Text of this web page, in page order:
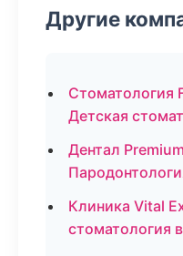
Другие
Стоматология
Детская
Дентал
Клиника Vital
стоматология